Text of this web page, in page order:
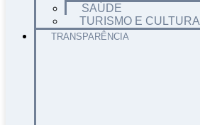
SAÚDE
TURISMO E CULTURA
TRANSPARÊNCIA